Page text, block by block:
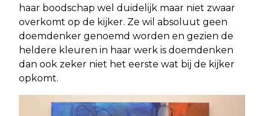
haar boodschap wel duidelijk maar niet zwaar
overkomt op de kijker. Ze wil absoluut geen
doemdenker genoemd worden en gezien de
heldere kleuren in haar werk is doemdenken
dan ook zeker niet het eerste wat bij de kijker
opkomt.